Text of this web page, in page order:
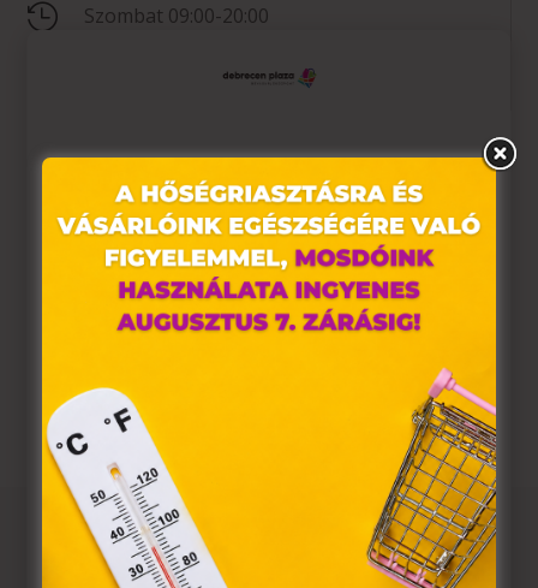
 Szombat 09:00-20:00
Vasárnap 10:00-19:00
KAPCSOLAT
+36 30 140 0752
hu.debrecen-plaza@pandora.net
Az üzletről
Ez az oldal sütiket használ
Weboldalunkon „cookie"-kat (továbbiakban „süti")
alkalmazunk. Ezek olyan fájlok, melyek információt
tárolnak webes böngészőjében. Ehhez az Ön
hozzájárulása szükséges.
A „sütiket" az elektronikus hírközlésről szóló 2003. évi C.
törvény, az elektronikus kereskedelmi szolgáltatások, az
információs társadalommal összefüggő szolgáltatások
egyes kérdéseiről szóló 2001. évi CVIII. törvény, valamint
az Európai Unió előírásainak megfelelően használjuk.
Azon weblapoknak, melyek az Európai Unió országain
belül működnek, a „sütik" használatához, és ezeknek a
felhasználó számítógépén vagy egyéb eszközén történő
tárolásához a felhasználók hozzájárulását kell kérniük.